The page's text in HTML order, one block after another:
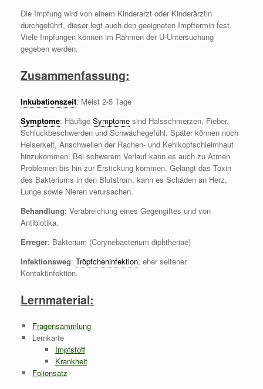
Die Impfung wird von einem Kinderarzt oder Kinderärztin
durchgeführt, dieser legt auch den geeigneten Impftermin fest.
Viele Impfungen können im Rahmen der U-Untersuchung
gegeben werden.
Zusammenfassung:
Inkubationszeit: Meist 2-5 Tage
Symptome: Häufige Symptome sind Halsschmerzen, Fieber,
Schluckbeschwerden und Schwächegefühl. Später können noch
Heiserkeit, Anschwellen der Rachen- und Kehlkopfschleimhaut
hinzukommen. Bei schwerem Verlauf kann es auch zu Atmen
Problemen bis hin zur Erstickung kommen. Gelangt das Toxin
des Bakteriums in den Blutstrom, kann es Schäden an Herz,
Lunge sowie Nieren verursachen.
Behandlung: Verabreichung eines Gegengiftes und von
Antibiotika.
Erreger: Bakterium (Corynebacterium diphtheriae)
Infektionsweg: Tröpfcheninfektion, eher seltener
Kontaktinfektion.
Lernmaterial:
Fragensammlung
Lernkarte
Impfstoff
Krankheit
Foliensatz